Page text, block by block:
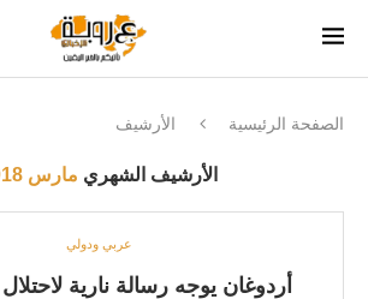
الصفحة الرئيسية الأرشيف
الأرشيف الشهري مارس 2018
عربي ودولي
أردوغان يوجه رسالة نارية